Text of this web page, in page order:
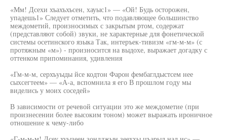
«Мм! Дсехи хъахъхъсен, хауыс1» — «Ой! Будь осторожен,
упадешь1» Следует отметить, что подавляющее большинство
междометий, произносимых с закрытым ртом, содержат
(представляют собой) звуки, не характерные для фонетической
системы осетинского языка Так, интеръек-тивизм «гм-м-м» (с
протяжным «м») - произносится на выдохе, выражает догадку с
оттенком припоминания, удивления
«Гм-м-м, серхъуыды йсе кодтон Фарон фембаглдыстсем нее
сыхсегтеем» — «А-а, вспомнила я его В прошлом году мы
виделись у моих соседей»
В зависимости от речевой ситуации это же междометие (при
произнесении более высоким тоном) может выражать ироничное
отношение к чему-либо